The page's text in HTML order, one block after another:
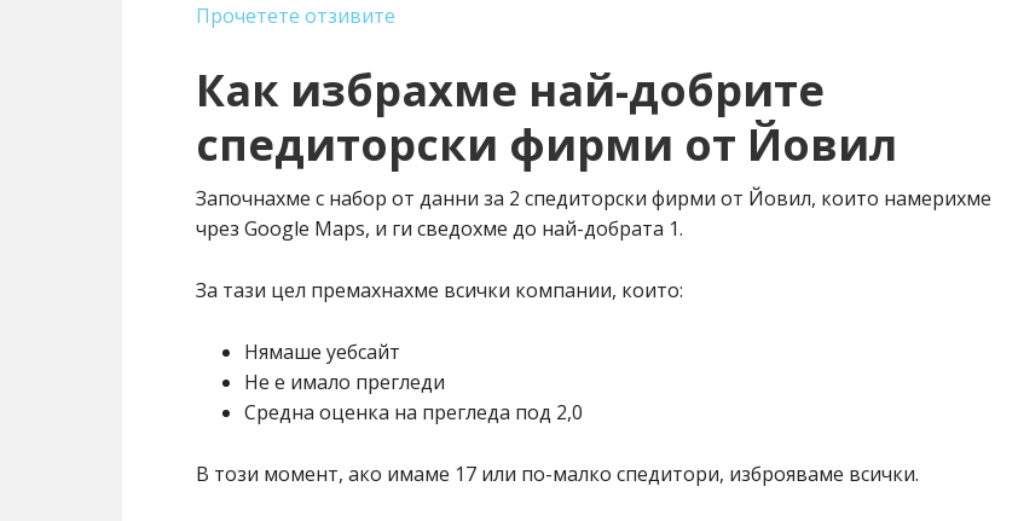
Прочетете отзивите
Как избрахме най-добрите
спедиторски фирми от Йовил
Започнахме с набор от данни за 2 спедиторски фирми от Йовил, които намерихме
чрез Google Maps, и ги сведохме до най-добрата 1.
За тази цел премахнахме всички компании, които:
Нямаше уебсайт
Не е имало прегледи
Средна оценка на прегледа под 2,0
В този момент, ако имаме 17 или по-малко спедитори, изброяваме всички.